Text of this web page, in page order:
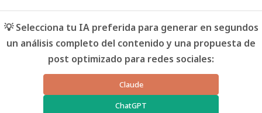
💡 Selecciona tu IA preferida para generar en segundos
un análisis completo del contenido y una propuesta de
post optimizado para redes sociales:
Claude
ChatGPT